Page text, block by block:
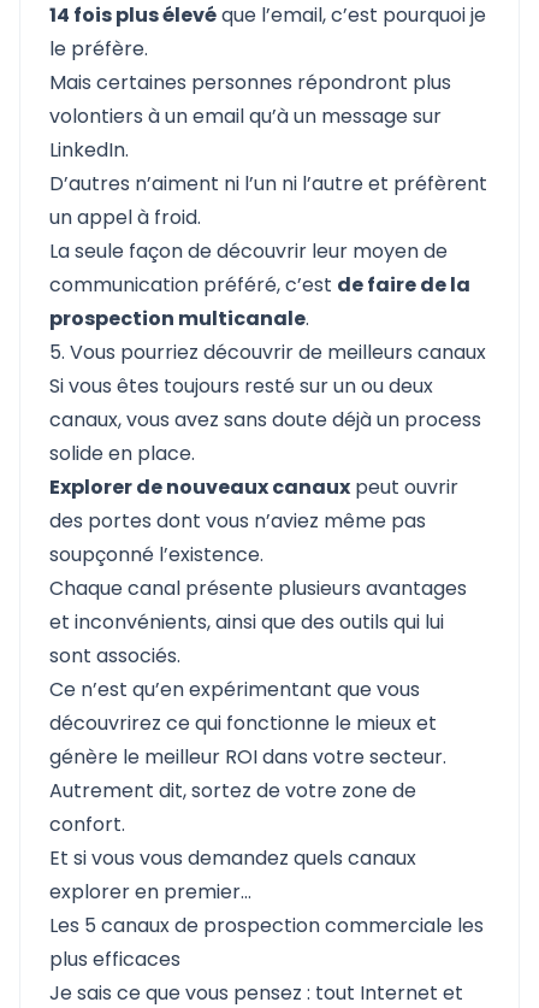
14 fois plus élevéque l’email, c’est pourquoi je
le préfère.
Mais certaines personnes répondront plus
volontiers à un email qu’à un message sur
LinkedIn.
D’autres n’aiment ni l’un ni l’autre et préfèrent
un appel à froid.
La seule façon de découvrir leur moyen de
communication préféré, c’est de faire de la
prospection multicanale.
5. Vous pourriez découvrir de meilleurs canaux
Si vous êtes toujours resté sur un ou deux
canaux, vous avez sans doute déjà un process
solide en place.
Explorer de nouveaux canaux peut ouvrir
des portes dont vous n’aviez même pas
soupçonné l’existence.
Chaque canal présente plusieurs avantages
et inconvénients, ainsi que des outils qui lui
sont associés.
Ce n’est qu’en expérimentant que vous
découvrirez ce qui fonctionne le mieux et
génère le meilleur ROI dans votre secteur.
Autrement dit, sortez de votre zone de
confort.
Et si vous vous demandez quels canaux
explorer en premier…
Les 5 canaux de prospection commerciale les
plus efficaces
Je sais ce que vous pensez : tout Internet et